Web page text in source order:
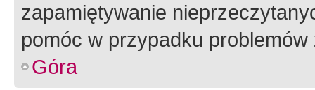
zapamiętywanie
pomóc w przypadku
Góra